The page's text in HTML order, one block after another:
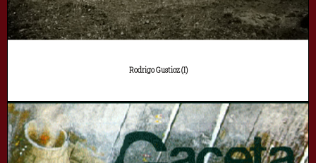
Rodrigo Gustioz (I)